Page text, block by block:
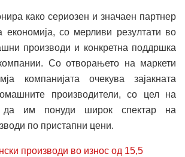
како сериозен и значаен партнер
економија, со мерливи резултати во
производи и конкретна поддршка
Со отворањето на маркети
компанијата очекува зајакната
производители, со цел на
да им понуди широк спектар на
по пристапни цени.
производи во износ од 15,5